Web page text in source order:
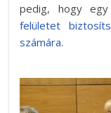
pedig, hogy
felületet
számára.